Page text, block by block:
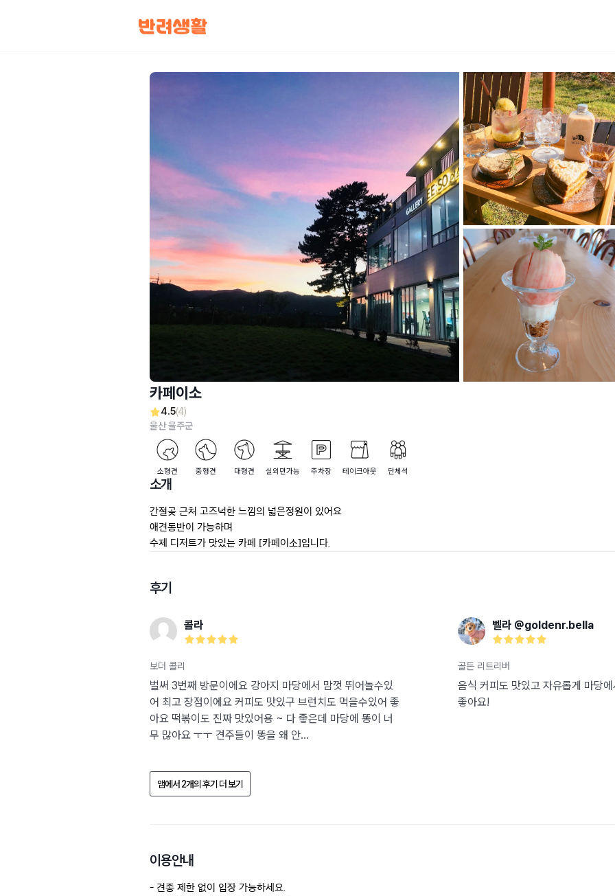
카페이소
4.5(4)
울산 울주군
소형견 중형견 대형견 실외만가능 주차장 테이크아웃 단체석
소개
간절곶 근처 고즈넉한 느낌의 넓은정원이 있어요
애견동반이 가능하며
수제 디저트가 맛있는 카페 [카페이소]입니다.
후기
콜라
보더 콜리
벌써 3번째 방문이에요 강아지 마당에서 맘껏 뛰어놀수있
어 최고 장점이에요 커피도 맛있구 브런치도 먹을수있어 좋
아요 떡볶이도 진짜 맛있어용 ~ 다 좋은데 마당에 똥이 너
무 많아요 ㅜㅜ 견주들이 똥을 왜 안...
벨라 @goldenr.bella
골든 리트리버
음식 커피도 맛있고 자유롭게 마당
좋아요!
앱에서 2개의 후기 더 보기
이용안내
- 견종 제한 없이 입장 가능하세요.